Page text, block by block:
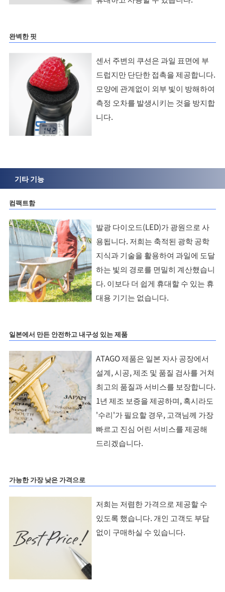
완벽한 핏
센서 주변의 쿠션은 과일 표면에 부
드럽지만 단단한 접촉을 제공합니다.
모양에 관계없이 외부 빛이 방해하여
측정 오차를 발생시키는 것을 방지합
니다.
기타 기능
컴팩트함
발광 다이오드(LED)가 광원으로 사
용됩니다. 저희는 축적된 광학 공학
지식과 기술을 활용하여 과일에 도달
하는 빛의 경로를 면밀히 계산했습니
다. 이보다 더 쉽게 휴대할 수 있는 휴
대용 기기는 없습니다.
일본에서 만든 안전하고 내구성 있는 제품
ATAGO 제품은 일본 자사 공장에서
설계, 시공, 제조 및 품질 검사를 거쳐
최고의 품질과 서비스를 보장합니다.
1년 제조 보증을 제공하며, 혹시라도
'수리'가 필요할 경우, 고객님께 가장
빠르고 진심 어린 서비스를 제공해
드리겠습니다.
가능한 가장 낮은 가격으로
저희는 저렴한 가격으로 제공할 수
있도록 했습니다. 개인 고객도 부담
없이 구매하실 수 있습니다.